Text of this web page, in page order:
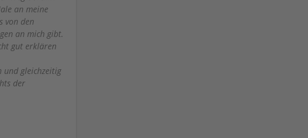
an meine
von den
an mich gibt.
gut erklären
und gleichzeitig
der